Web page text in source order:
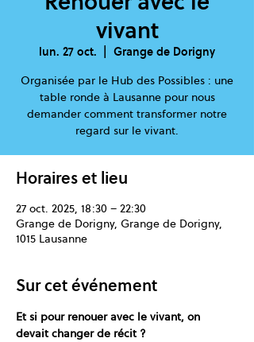
vivant
lun. 27 oct.
Grange de Dorigny
Organisée par le Hub des Possibles : une
table ronde à Lausanne pour nous
demander comment transformer notre
regard sur le vivant.
Horaires et lieu
27 oct. 2025, 18:30 – 22:30
Grange de Dorigny, Grange de Dorigny,
1015 Lausanne
Sur cet événement
Et si pour renouer avec le vivant, on
devait changer de récit ?